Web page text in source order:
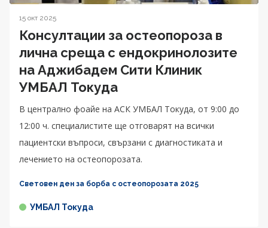
15 окт 2025
Консултации за остеопороза в
лична среща с ендокринолозите
на Аджибадем Сити Клиник
УМБАЛ Токуда
В централно фоайе на АСК УМБАЛ Токуда, от 9:00 до
12:00 ч. специалистите ще отговарят на всички
пациентски въпроси, свързани с диагностиката и
лечението на остеопорозата.
Световен ден за борба с остеопорозата 2025
УМБАЛ Токуда